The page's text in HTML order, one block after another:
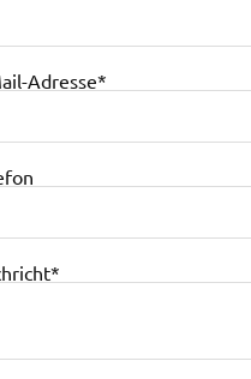
Adresse*
*